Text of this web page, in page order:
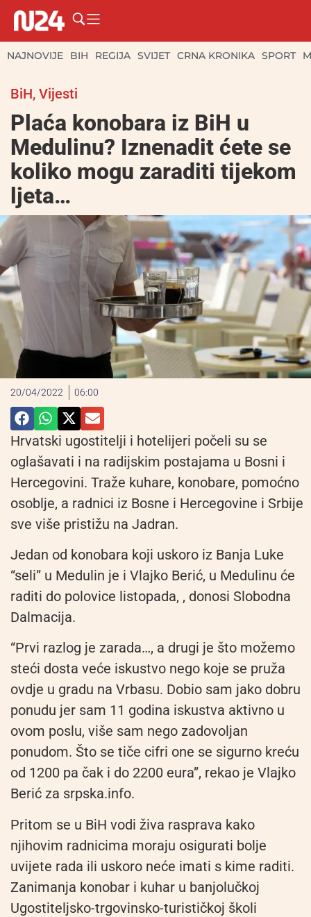
NAJNOVIJE BIH REGIJA SVIJET CRNA KRONIKA SPORT
BiH, Vijesti
Plaća konobara iz BiH u
Medulinu? Iznenadit ćete se
koliko mogu zaraditi tijekom
ljeta…
20/04/2022 06:00
Hrvatski ugostitelji i hotelijeri počeli su se
oglašavati i na radijskim postajama u Bosni i
Hercegovini. Traže kuhare, konobare, pomoćno
osoblje, a radnici iz Bosne i Hercegovine i Srbije
sve više pristižu na Jadran.
Jedan od konobara koji uskoro iz Banja Luke
“seli” u Medulin je i Vlajko Berić, u Medulinu će
raditi do polovice listopada, , donosi Slobodna
Dalmacija.
“Prvi razlog je zarada…, a drugi je što možemo
steći dosta veće iskustvo nego koje se pruža
ovdje u gradu na Vrbasu. Dobio sam jako dobru
ponudu jer sam 11 godina iskustva aktivno u
ovom poslu, više sam nego zadovoljan
ponudom. Što se tiče cifri one se sigurno kreću
od 1200 pa čak i do 2200 eura”, rekao je Vlajko
Berić za srpska.info.
Pritom se u BiH vodi živa rasprava kako
njihovim radnicima moraju osigurati bolje
uvijete rada ili uskoro neće imati s kime raditi.
Zanimanja konobar i kuhar u banjolučkoj
Ugostiteljsko-trgovinsko-turističkoj školi